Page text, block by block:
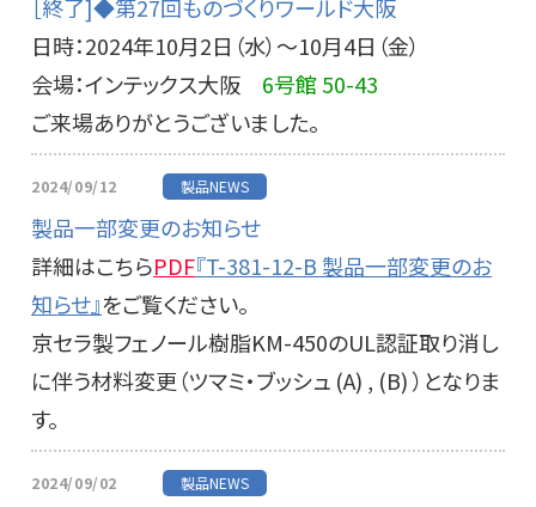
［終了]◆第27回ものづくりワールド大阪
日時：2024年10月2日（水）～10月4日（金）
会場：インテックス大阪 6号館 50-43
ご来場ありがとうございました。
2024/09/12 製品NEWS
製品一部変更のお知らせ
詳細はこちらPDF『T-381-12-B 製品一部変更のお
知らせ』をご覧ください。
京セラ製フェノール樹脂KM-450のUL認証取り消し
に伴う材料変更（ツマミ・ブッシュ (A) , (B) ）となりま
す。
2024/09/02 製品NEWS